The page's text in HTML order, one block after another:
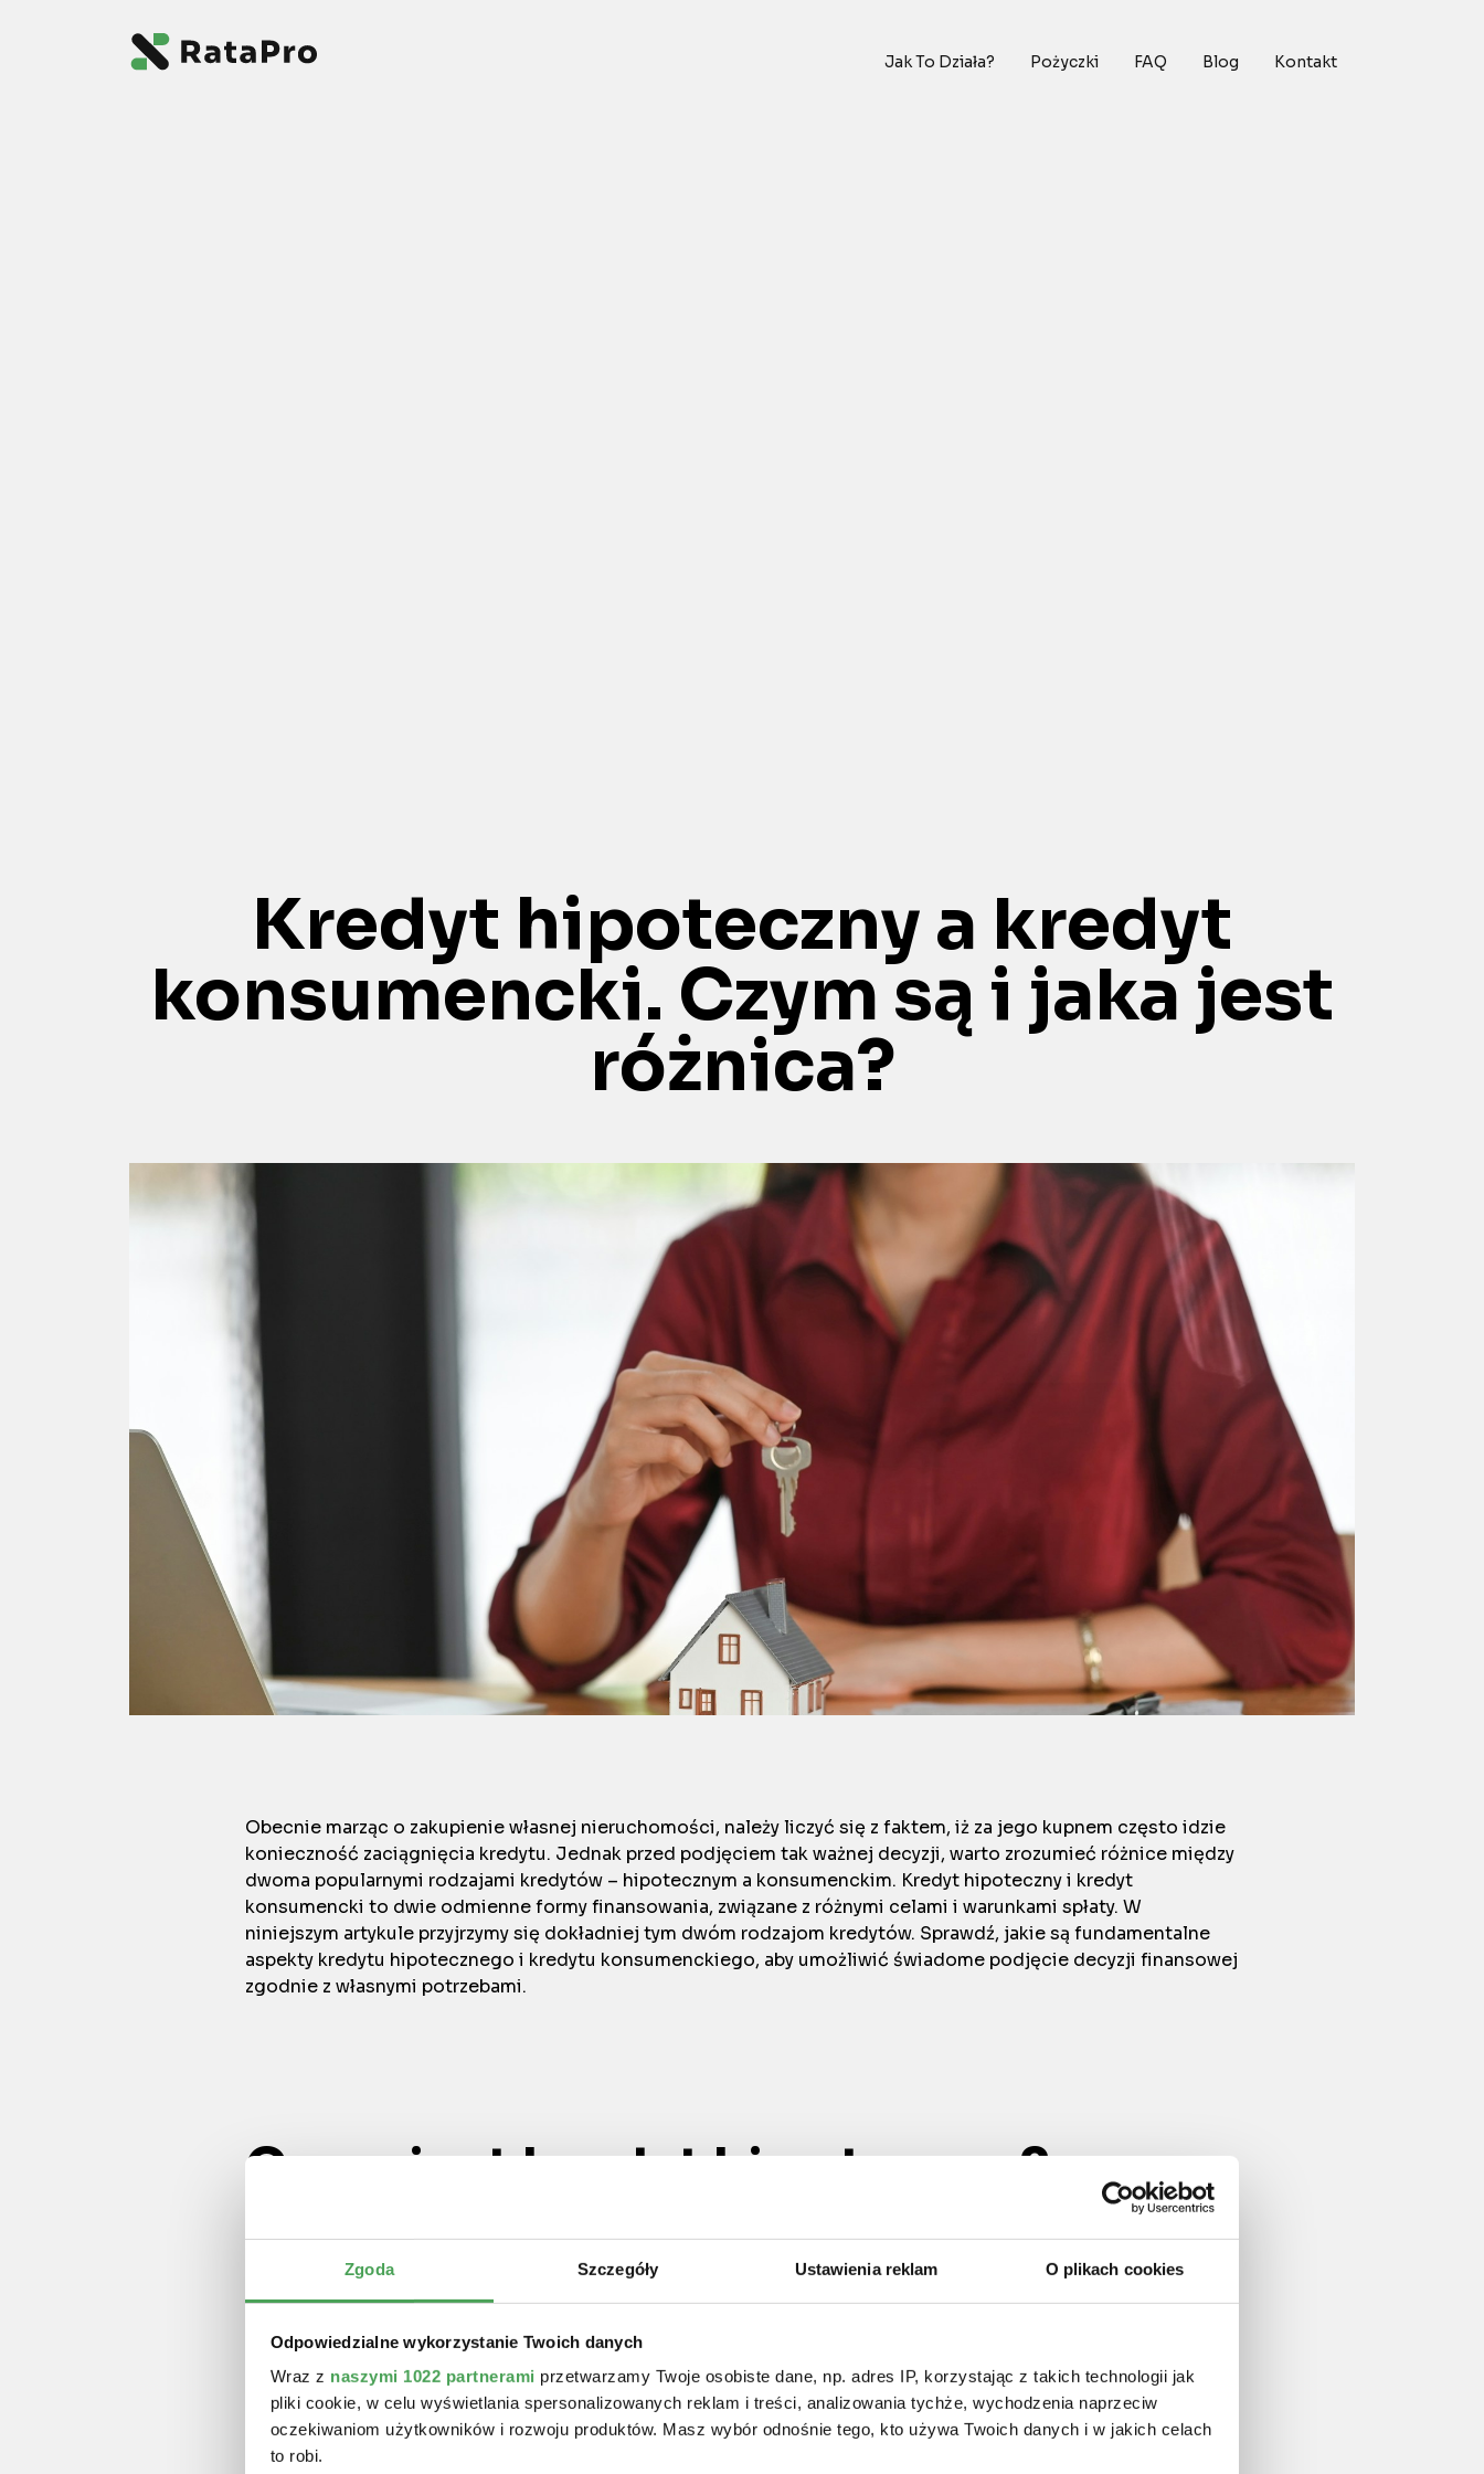
Zgoda Szczegóły Ustawienia reklam O plikach cookies
Odpowiedzialne wykorzystanie Twoich danych
Wraz z naszymi 1022 partnerami przetwarzamy Twoje osobiste dane, np. adres IP, korzystając z takich technologii jak
pliki cookie, w celu wyświetlania spersonalizowanych reklam i treści, analizowania tychże, wychodzenia naprzeciw
oczekiwaniom użytkowników i rozwoju produktów. Masz wybór odnośnie tego, kto używa Twoich danych i w jakich celach
to robi.
Jak To Działa? Pożyczki FAQ Blog Kontakt
Kredyt hipoteczny a kredyt
konsumencki. Czym są i jaka jest
różnica?
Obecnie marząc o zakupienie własnej nieruchomości, należy liczyć się z faktem, iż za jego kupnem często idzie
konieczność zaciągnięcia kredytu. Jednak przed podjęciem tak ważnej decyzji, warto zrozumieć różnice między
dwoma popularnymi rodzajami kredytów – hipotecznym a konsumenckim. Kredyt hipoteczny i kredyt
konsumencki to dwie odmienne formy finansowania, związane z różnymi celami i warunkami spłaty. W
niniejszym artykule przyjrzymy się dokładniej tym dwóm rodzajom kredytów. Sprawdź, jakie są fundamentalne
aspekty kredytu hipotecznego i kredytu konsumenckiego, aby umożliwić świadome podjęcie decyzji finansowej
zgodnie z własnymi potrzebami.
Czym jest kredyt hipoteczny?
Kredyt hipoteczny jest specjalnym rodzajem pożyczki, która jest udzielana z myślą o zakupie lub refinansowaniu
nieruchomości. Główną cechą charakterystyczną tego rodzaju kredytu jest zabezpieczenie go hipoteką, czyli
Cel kredytu:zakup lub refinansowanie nieruchomości, takiej jak mieszkanie czy dom.
Okres spłaty:zazwyczaj długi okres kredytowania, często sięgający kilkudziesięciu lat.